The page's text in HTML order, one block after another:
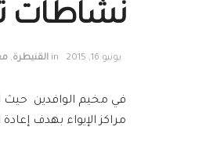
نشاطات
يونيو 16, 2015 in القنيطرة,
في مخيم الوافدين حيث
مراكز الإيواء بهدف